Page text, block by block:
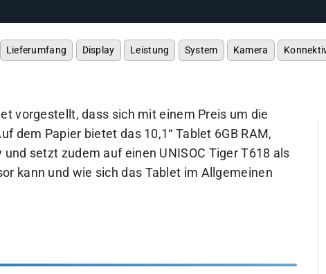
Lieferumfang Display Leistung System Kamera
vorgestellt, dass sich mit einem Preis um die
dem Papier bietet das 10,1“ Tablet 6GB RAM,
und setzt zudem auf einen UNISOC Tiger T618 als
kann und wie sich das Tablet im Allgemeinen